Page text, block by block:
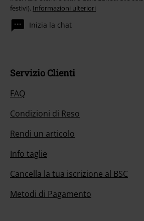
festivi). Informazioni ulteriori
Inizia la chat
Servizio Clienti
FAQ
Condizioni di Reso
Rendi un articolo
Info taglie
Cancella la tua iscrizione al BSC
Metodi di Pagamento